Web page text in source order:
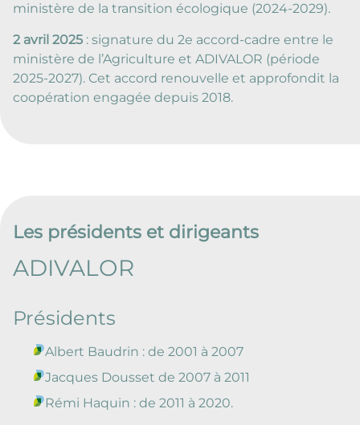
ministère de la transition écologique (2024-2029).
2 avril 2025 : signature du 2e accord-cadre entre le
ministère de l’Agriculture et ADIVALOR (période
2025-2027). Cet accord renouvelle et approfondit la
coopération engagée depuis 2018.
Les présidents et dirigeants
ADIVALOR
Présidents
Albert Baudrin : de 2001 à 2007
Jacques Dousset de 2007 à 2011
Rémi Haquin : de 2011 à 2020.